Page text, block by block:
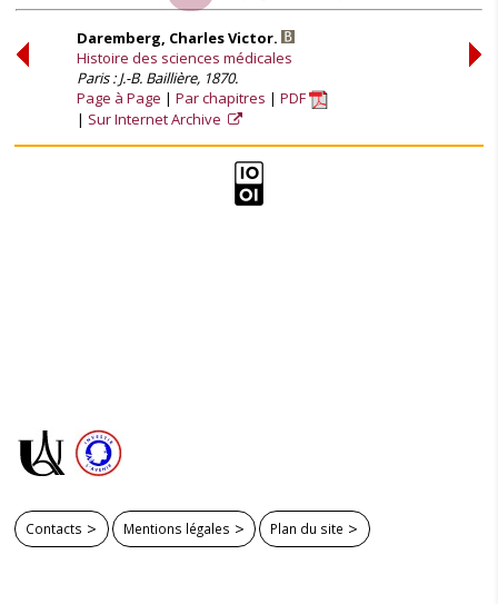
Daremberg, Charles Victor.
Histoire des sciences médicales
Paris : J.-B. Baillière, 1870.
Page à Page
Par chapitres
PDF
Sur Internet Archive
Contacts Mentions légales Plan du site